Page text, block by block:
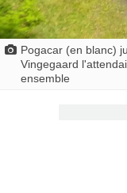
Pogacar (en blanc)
Vingegaard
ensemble